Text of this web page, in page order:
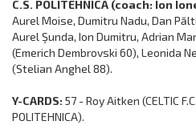
C.S. POLITEHNICA (coach: Ion
Aurel Moise, Dumitru Nadu, Dan
Aurel Şunda, Ion Dumitru, Adrian
(Emerich Dembrovski 60), Leonida
(Stelian Anghel 88).
Y-CARDS: 57 - Roy Aitken (CELTIC
POLITEHNICA).